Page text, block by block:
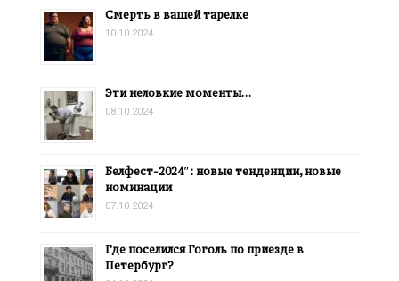
Смерть в вашей тарелке
10.10.2024
Эти неловкие моменты…
08.10.2024
Белфест-2024″: новые тенденции, новые
номинации
07.10.2024
Где поселился Гоголь по приезде в
Петербург?